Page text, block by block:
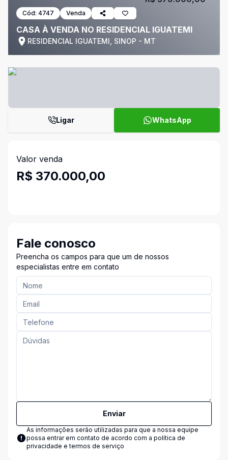
Cód: 4747 Venda
CASA À VENDA NO RESIDENCIAL IGUATEMI
RESIDENCIAL IGUATEMI, SINOP - MT
Ligar WhatsApp
Valor venda
R$ 370.000,00
Fale conosco
Preencha os campos para que um de nossos
especialistas entre em contato
Enviar
As informações serão utilizadas para que a nossa equipe
possa entrar em contato de acordo com a política de
privacidade e termos de serviço